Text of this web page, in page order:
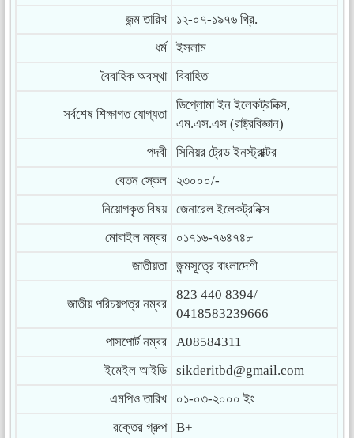
জন্ম তারিখ
১২-০৭-১৯৭৬ খ্রি.
ধর্ম
ইসলাম
বৈবাহিক অবস্থা
বিবাহিত
সর্বশেষ শিক্ষাগত যোগ্যতা
ডিপ্লোমা ইন ইলেকট্রনিক্স,
এম.এস.এস (রাষ্ট্রবিজ্ঞান)
পদবী
সিনিয়র ট্রেড ইনস্ট্রাক্টর
বেতন স্কেল
২৩০০০/-
নিয়োগকৃত বিষয়
জেনারেল ইলেকট্রনিক্স
মোবাইল নম্বর
০১৭১৬-৭৬৪৭৪৮
জাতীয়তা
জন্মসূত্রে বাংলাদেশী
জাতীয় পরিচয়পত্র নম্বর
823 440 8394/
0418583239666
পাসপোর্ট নম্বর
A08584311
ইমেইল আইডি
sikderitbd@gmail.com
এমপিও তারিখ
০১-০৩-২০০০ ইং
রক্তের গ্রুপ
B+